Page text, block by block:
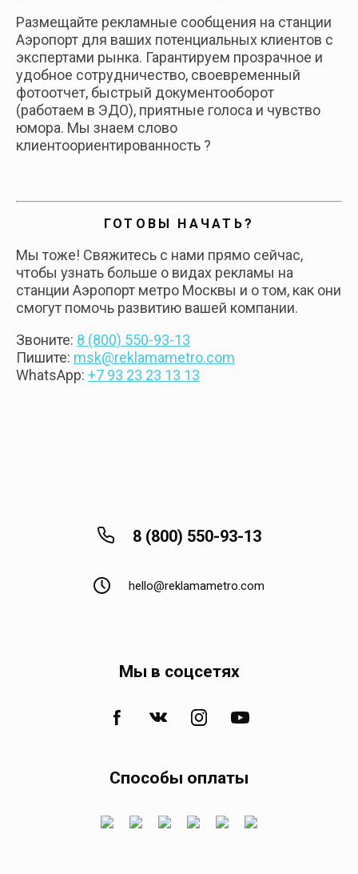
Размещайте рекламные сообщения на станции
Аэропорт для ваших потенциальных клиентов с
экспертами рынка. Гарантируем прозрачное и
удобное сотрудничество, своевременный
фотоотчет, быстрый документооборот
(работаем в ЭДО), приятные голоса и чувство
юмора. Мы знаем слово
клиентоориентированность ?
ГОТОВЫ НАЧАТЬ?
Мы тоже! Свяжитесь с нами прямо сейчас,
чтобы узнать больше о видах рекламы на
станции Аэропорт метро Москвы и о том, как они
смогут помочь развитию вашей компании.
Звоните: 8 (800) 550-93-13
Пишите: msk@reklamametro.com
WhatsApp: +7 93 23 23 13 13
8 (800) 550-93-13
hello@reklamametro.com
Мы в соцсетях
Способы оплаты